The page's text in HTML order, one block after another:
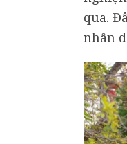
qua.
nhân